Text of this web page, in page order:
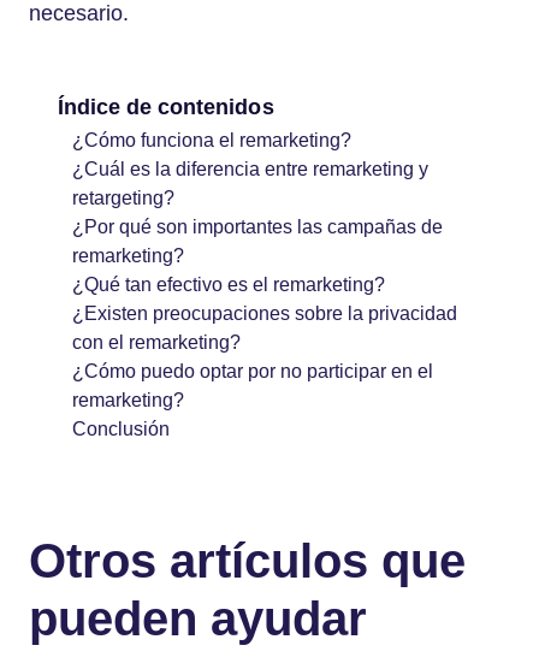
necesario.
Índice de contenidos
¿Cómo funciona el remarketing?
¿Cuál es la diferencia entre remarketing y
retargeting?
¿Por qué son importantes las campañas de
remarketing?
¿Qué tan efectivo es el remarketing?
¿Existen preocupaciones sobre la privacidad
con el remarketing?
¿Cómo puedo optar por no participar en el
remarketing?
Conclusión
Otros artículos que
pueden ayudar